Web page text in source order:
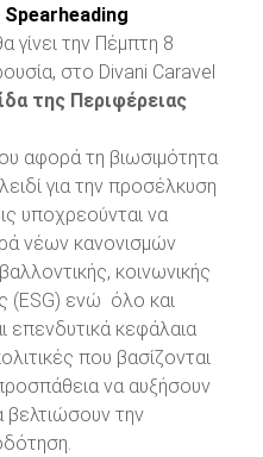
γίνει την Πέμπτη 8
στο Divani Caravel
της Περιφέρειας
αφορά τη βιωσιμότητα
για την προσέλκυση
υποχρεούνται να
νέων κανονισμών
κοινωνικής
(ESG) ενώ όλο και
επενδυτικά κεφάλαια
που βασίζονται
να αυξήσουν
βελτιώσουν την